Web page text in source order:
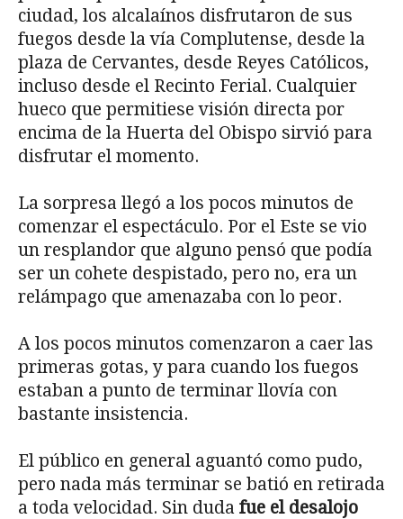
ciudad, los alcalaínos disfrutaron de sus
fuegos desde la vía Complutense, desde la
plaza de Cervantes, desde Reyes Católicos,
incluso desde el Recinto Ferial. Cualquier
hueco que permitiese visión directa por
encima de la Huerta del Obispo sirvió para
disfrutar el momento.
La sorpresa llegó a los pocos minutos de
comenzar el espectáculo. Por el Este se vio
un resplandor que alguno pensó que podía
ser un cohete despistado, pero no, era un
relámpago que amenazaba con lo peor.
A los pocos minutos comenzaron a caer las
primeras gotas, y para cuando los fuegos
estaban a punto de terminar llovía con
bastante insistencia.
El público en general aguantó como pudo,
pero nada más terminar se batió en retirada
a toda velocidad. Sin duda fue el desalojo